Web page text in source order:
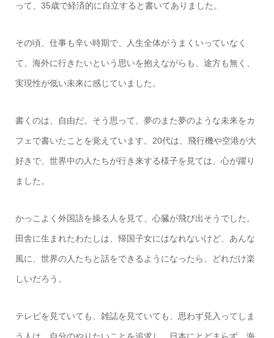
って、35歳で経済的に自立すると書いてありました。
その頃、仕事も辛い時期で、人生全体がうまくいっていなく
て、海外に行きたいという思いを抱えながらも、途方も無く、
実現性が低い未来に感じていました。
書くのは、自由だ。そう思って、夢のまた夢のような未来をカ
フェで書いたことを覚えています。20代は、飛行機や空港が大
好きで、世界中の人たちが行き来する様子を見ては、心が躍り
ました。
かっこよく外国語を操る人を見て、心臓が飛び出そうでした。
田舎に生まれたわたしは、帰国子女にはなれないけど、あんな
風に、世界の人たちと話をできるようになったら、どれだけ楽
しいだろう。
テレビを見ていても、雑誌を見ていても、思わず見入ってしま